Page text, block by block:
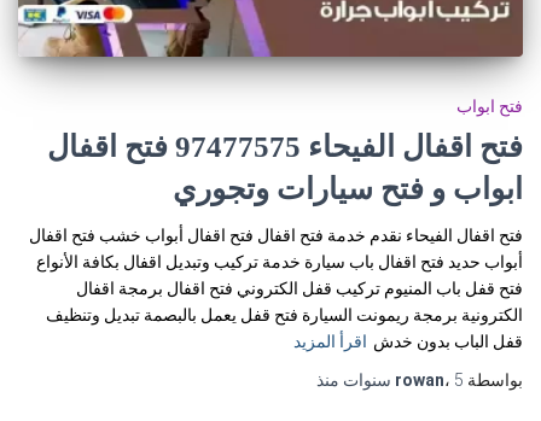
فتح ابواب
فتح اقفال الفيحاء 97477575 فتح اقفال
ابواب و فتح سيارات وتجوري
فتح اقفال الفيحاء نقدم خدمة فتح اقفال فتح اقفال أبواب خشب فتح اقفال
أبواب حديد فتح اقفال باب سيارة خدمة تركيب وتبديل اقفال بكافة الأنواع
فتح قفل باب المنيوم تركيب قفل الكتروني فتح اقفال برمجة اقفال
الكترونية برمجة ريمونت السيارة فتح قفل يعمل بالبصمة تبديل وتنظيف
قفل الباب بدون خدش اقرأ المزيد
بواسطة
rowan، 5 سنوات منذ